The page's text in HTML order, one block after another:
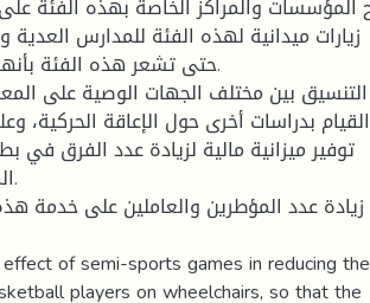
زيارات ميدانية لهذه الفئة للمدارس
حتى تشعر هذه الفئة
القيام بدراسات أخرى حول الإعاقة الحركية،
of semi-sports games in reducing the
players on wheelchairs, so that the